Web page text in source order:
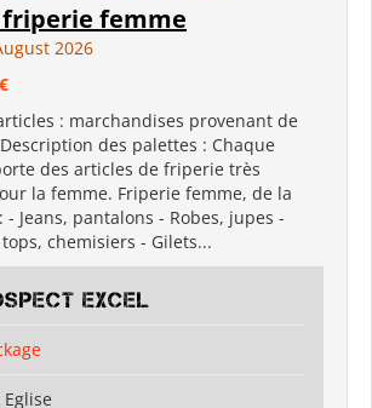
femme
2026
: marchandises provenant de
des palettes : Chaque
des articles de friperie très
la femme. Friperie femme, de la
Jeans, pantalons - Robes, jupes -
chemisiers - Gilets...
EXCEL